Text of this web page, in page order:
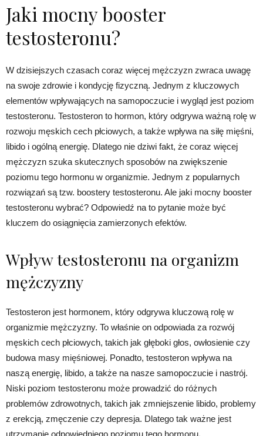
Jaki mocny booster
testosteronu?
W dzisiejszych czasach coraz więcej mężczyzn zwraca uwagę
na swoje zdrowie i kondycję fizyczną. Jednym z kluczowych
elementów wpływających na samopoczucie i wygląd jest poziom
testosteronu. Testosteron to hormon, który odgrywa ważną rolę w
rozwoju męskich cech płciowych, a także wpływa na siłę mięśni,
libido i ogólną energię. Dlatego nie dziwi fakt, że coraz więcej
mężczyzn szuka skutecznych sposobów na zwiększenie
poziomu tego hormonu w organizmie. Jednym z popularnych
rozwiązań są tzw. boostery testosteronu. Ale jaki mocny booster
testosteronu wybrać? Odpowiedź na to pytanie może być
kluczem do osiągnięcia zamierzonych efektów.
Wpływ testosteronu na organizm
mężczyzny
Testosteron jest hormonem, który odgrywa kluczową rolę w
organizmie mężczyzny. To właśnie on odpowiada za rozwój
męskich cech płciowych, takich jak głęboki głos, owłosienie czy
budowa masy mięśniowej. Ponadto, testosteron wpływa na
naszą energię, libido, a także na nasze samopoczucie i nastrój.
Niski poziom testosteronu może prowadzić do różnych
problemów zdrowotnych, takich jak zmniejszenie libido, problemy
z erekcją, zmęczenie czy depresja. Dlatego tak ważne jest
utrzymanie odpowiedniego poziomu tego hormonu.